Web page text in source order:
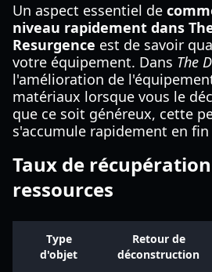
Un aspect essentiel de
niveau rapidement dans
Resurgence est de savoir
votre équipement. Dans The
l'amélioration de
matériaux lorsque vous le
que ce soit généreux, cette
s'accumule rapidement en fin
Taux de
ressources
Type
d'objet
Retour de
déconstruction